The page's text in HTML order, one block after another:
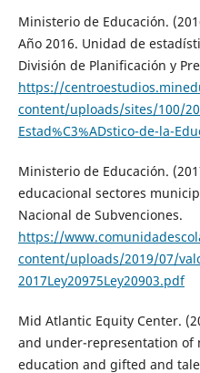
Ministerio de Educación.
Año 2016. Unidad de
División de Planificación y
https://
content/uploads/sites/100/
Estad%C3%ADstico-de-la-
Ministerio de Educación.
educacional sectores
Nacional de Subvenciones.
https://
content/uploads/2019/07/
2017Ley20975Ley20903.pdf
Mid Atlantic Equity Center.
and under-representation of
education and gifted and